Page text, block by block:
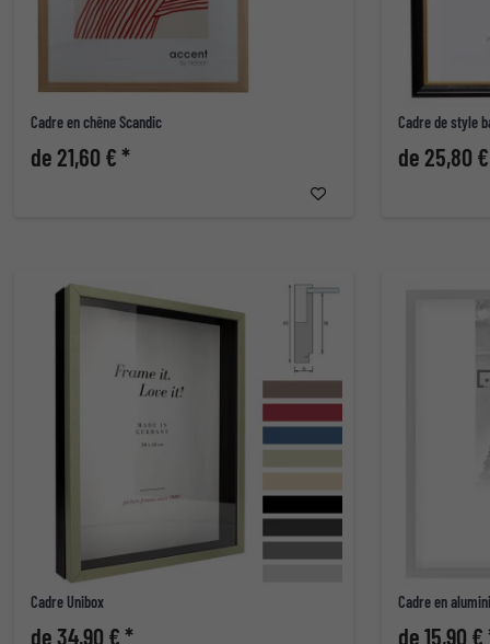
Cadre en chêne Scandic
de 21,60 € *
Cadre de style
de 25,80
Cadre Unibox
de 34,90 € *
Cadre en
de 15,90 €